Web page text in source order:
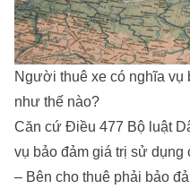
Người thuê xe có nghĩa vụ
như thế nào?
Căn cứ Điều 477 Bộ luật
vụ bảo đảm giá trị sử dụng
– Bên cho thuê phải bảo